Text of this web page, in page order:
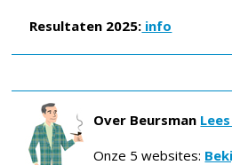
Resultaten 2025: info
Over Beursman
Onze 5 websites: